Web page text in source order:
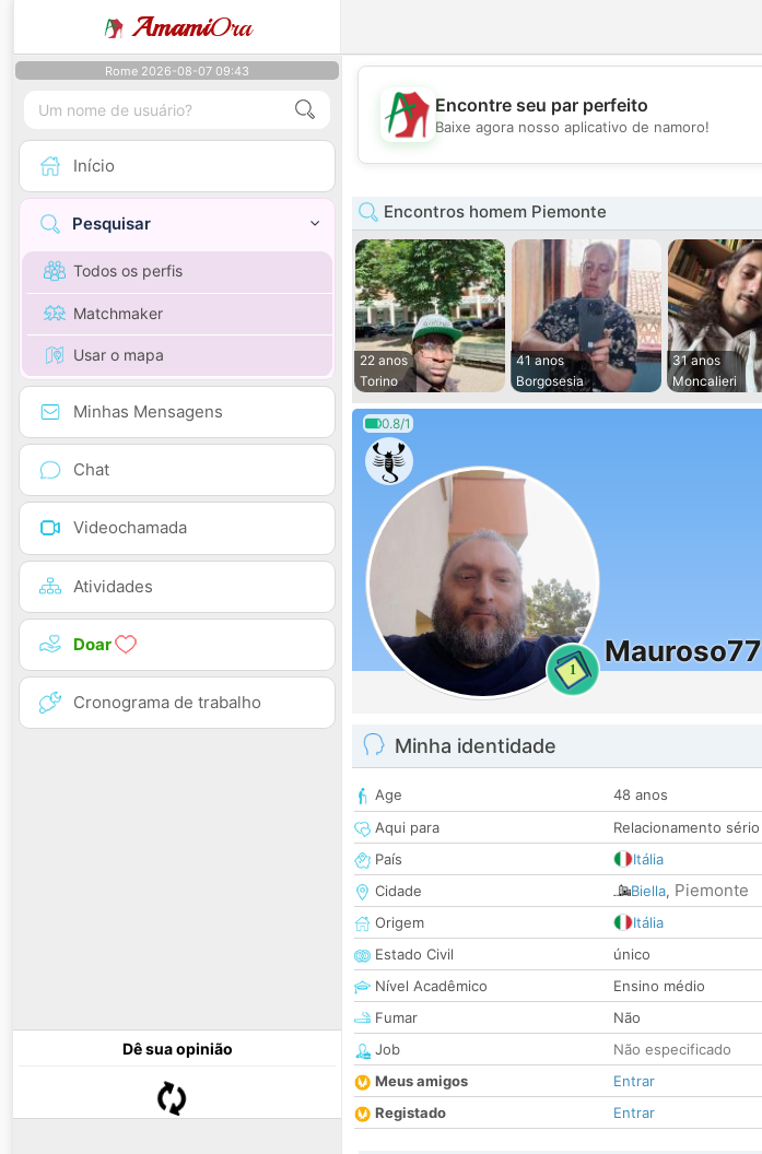
AmamiOra
Rome 2026-08-07 09:43
Início
Pesquisar
Todos os perfis
Matchmaker
Usar o mapa
Minhas Mensagens
Chat
Videochamada
Atividades
Doar
Cronograma de trabalho
Dê sua opinião
Encontre seu par perfeito
Baixe agora nosso aplicativo de namoro!
Encontros homem Piemonte
22 anos
Torino
41 anos
Borgosesia
31 anos
Moncalieri
0.8/1
1
Mauroso77
Minha identidade
Age
48 anos
Aqui para
Relacionamento sério
País
Itália
Cidade
Biella, Piemonte
Origem
Itália
Estado Civil
único
Nível Acadêmico
Ensino médio
Fumar
Não
Job
Não especificado
Meus amigos
Entrar
Registado
Entrar